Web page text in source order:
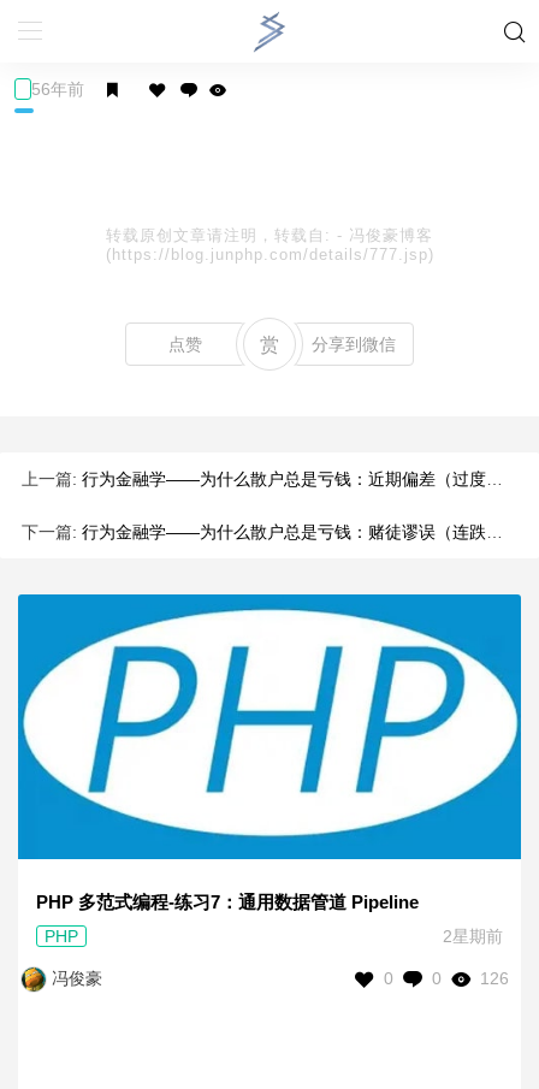
56年前
转载原创文章请注明，转载自: - 冯俊豪博客
(https://blog.junphp.com/details/777.jsp)
点赞 赏 分享到微信
上一篇: 行为金融学——为什么散户总是亏钱：近期偏差（过度关注最近发生的事）
下一篇: 行为金融学——为什么散户总是亏钱：赌徒谬误（连跌之后觉得"该涨了"）
PHP 多范式编程-练习7：通用数据管道 Pipeline
PHP 2星期前
冯俊豪 126
0
0